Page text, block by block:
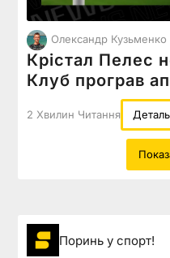
Олександр Кузьменко
Крістал Пелес
Клуб програв
2 Хвилин Читання
Поринь у спорт!